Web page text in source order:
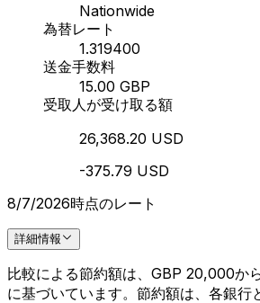
Nationwide
為替レート
1.319400
送金手数料
15.00 GBP
受取人が受け取る額
26,368.20 USD
-375.79 USD
8/7/2026時点のレート
詳細情報
比較による節約額は、GBP 20,000か
に基づいています。節約額は、各銀